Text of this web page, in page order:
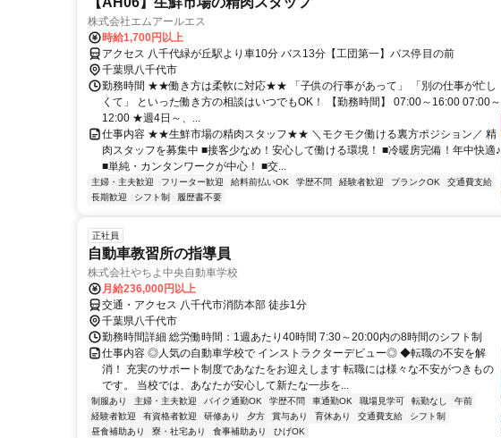
株式会社エムアールエス
時給1,700円以上
アクセス 八千代緑が丘駅より車10分 バス13分【工団第一】バス停目の前
千葉県八千代市
勤務時間 ★★働き方は柔軟に対応★★ 「子供の行事があって」 「別の仕事が忙し
くて」 といった働き方の相談はいつでもOK！ 【勤務時間】 07:00～16:00 07:00～
12:00 ★週4日～、...
仕事内容 ★★生鮮市場の精肉スタッフ★★ ＼モクモク働ける裏方ポジション／ 精
肉スタッフを募集中 ■接客少なめ！安心して働ける環境！ ■冷暖房完備！年中快適♪
■単純・カンタンワークが中心！ ■交...
主婦・主夫歓迎 フリーター歓迎 給料前払いOK 学歴不問 経験者歓迎 ブランクOK
交通費支給
長期歓迎
シフト制 履歴書不要
正社員
自動車教習所の指導員
株式会社やちよ中央自動車学校
月給236,000円以上
交通・アクセス 八千代市消防本部 徒歩1分
千葉県八千代市
勤務時間詳細 総労働時間：1週あたり40時間 7:30～20:00内の8時間のシフト制
仕事内容 ◎人気の自動車学校で インストラクターデビュー◎ ◆転職の不安を解
消！ 充実のサポート制度であなたをお迎えします 転職には様々な不安がつきもの
です。 当校では、あなたが安心して新たな一歩を...
制服あり 主婦・主夫歓迎 バイク通勤OK 学歴不問 車通勤OK 職場見学可 転勤なし
午前
経験者歓迎
有資格者歓迎 研修あり 夕方 賞与あり 育休あり 交通費支給
シフト制
昼食補助あり
寮・社宅あり 食事補助あり ひげOK